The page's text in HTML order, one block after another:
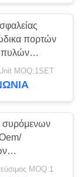
πορτών
πυλών
MOQ:1SET
συρόμενων
ODM,
MOQ:1